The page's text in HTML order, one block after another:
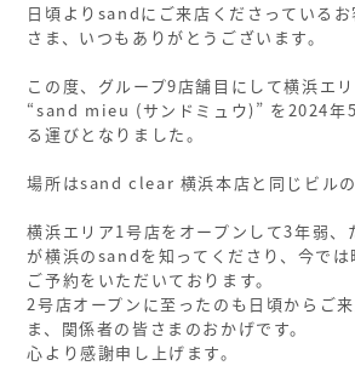
日頃よりsandにご来店くださっている
さま、いつもありがとうございます。
この度、グループ9店舗目にして横浜エ
“sand mieu (サンドミュウ)” を2024年
る運びとなりました。
場所はsand clear 横浜本店と同じビルの
横浜エリア1号店をオープンして3年弱、
が横浜のsandを知ってくださり、今で
ご予約をいただいております。
2号店オープンに至ったのも日頃からご
ま、関係者の皆さまのおかげです。
心より感謝申し上げます。